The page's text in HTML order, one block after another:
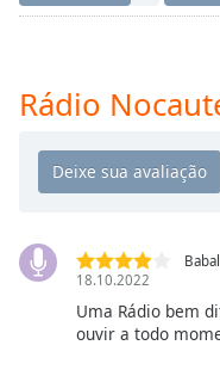
1x
Chapters
Chapters
descriptions
off
Rádio
18.10.2022
Uma Rádio bem
ouvir a todo